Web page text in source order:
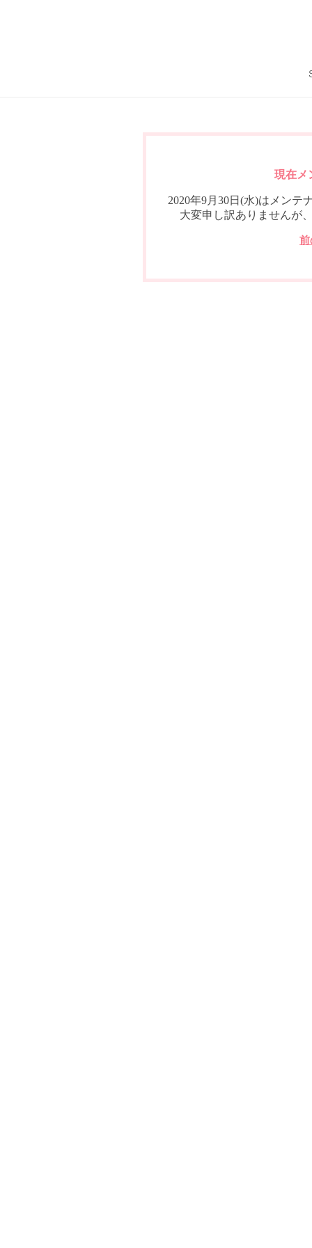
現在メ
2020年9月30日(水)はメンテ
大変申し訳ありませんが
前